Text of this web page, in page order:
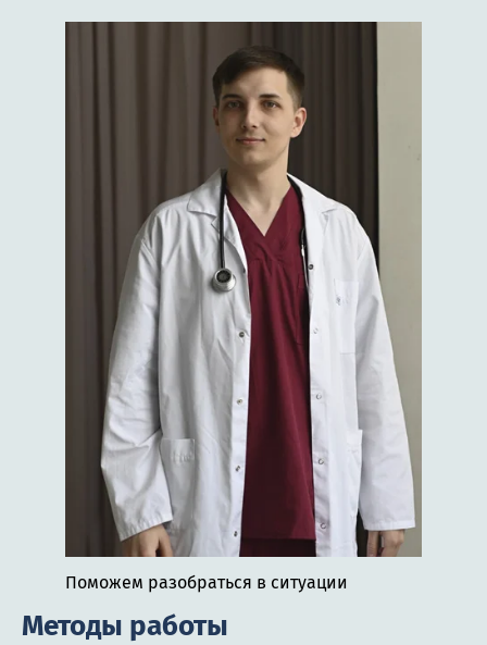
Поможем разобраться в ситуации
Методы работы